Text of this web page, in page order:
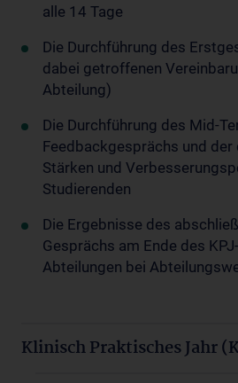
alle 14 Tage
Die Durchführung des
dabei getroffenen
Abteilung)
Die Durchführung des Mid-
Feedbackgesprächs und
Stärken und
Studierenden
Die Ergebnisse des
Gesprächs am Ende des
Abteilungen bei
Klinisch Praktisches Jahr